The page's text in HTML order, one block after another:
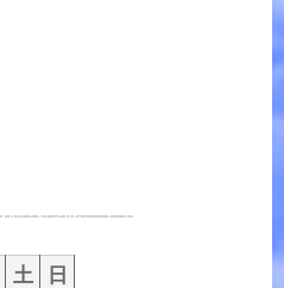
土
日